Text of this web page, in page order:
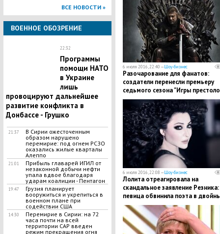
ВСЕ НОВОСТИ »
ВОЕННОЕ ОБОЗРЕНИЕ
22:32
Программы
помощи НАТО
в Украине
лишь
провоцируют дальнейшее
развитие конфликта в
Донбассе - Грушко
21:37
В Сирии ожесточенным
образом нарушено
перемирие: под огнем РСЗО
оказались жилые кварталы
Алеппо
21:01
Прибыль главарей ИГИЛ от
незаконной добычи нефти
упала вдвое благодаря
ударам коалиции - Пентагон
19:47
Грузия планирует
вооружиться и укрепиться в
военном плане при
содействии США
14:30
Перемирие в Сирии: на 72
часа почти на всей
территории САР введен
режим прекращения огня
6 июля 2016, 22:40 —Шоу-бизнес
Разочарование для фанатов:
создатели перенесли премьеру
седьмого сезона "Игры
6 июля 2016, 22:08 —Шоу-бизнес
Лолита отреагировала на
скандальное заявление Резника:
певица обвинила поэта в
стандартах